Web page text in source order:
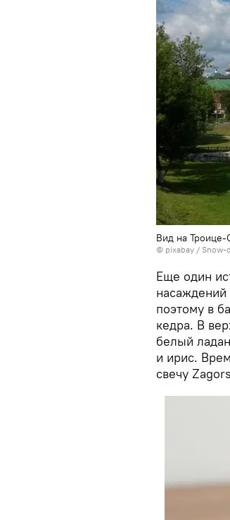
Вид на Троице-
© pixabay / Snow-
Еще один
поэтому в
кедра. В
белый
и ирис.
свечу